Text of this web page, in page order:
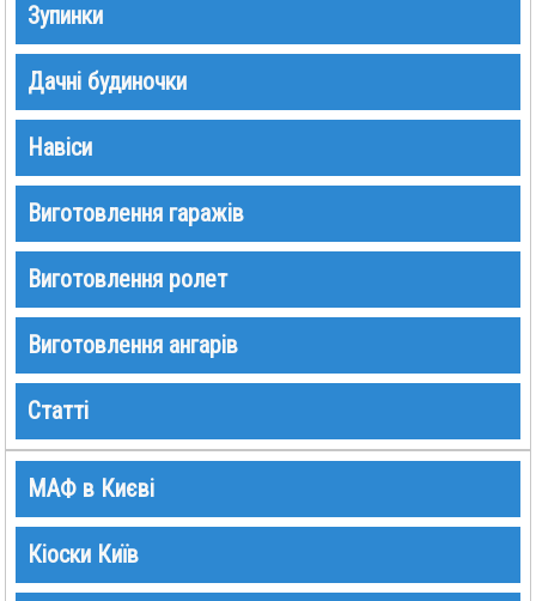
Зупинки
Дачні будиночки
Навіси
Виготовлення гаражів
Виготовлення ролет
Виготовлення ангарів
Статті
МАФ в Києві
Кіоски Київ